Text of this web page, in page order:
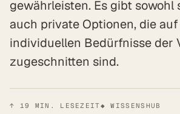
gewährleisten. Es gibt sowohl
auch private Optionen, die
individuellen Bedürfnisse der
zugeschnitten sind.
↑ 19 MIN. LESEZEIT ◆ WISSENSHUB